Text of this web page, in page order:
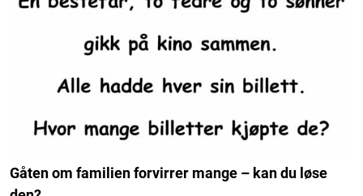
Gåten om familien forvirrer mange – kan du løse